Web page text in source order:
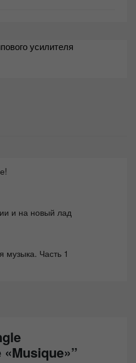
усилителя
и на новый лад
музыка. Часть 1